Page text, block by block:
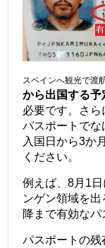
スペインへ観光で渡
から出国する
必要です。さ
パスポートで
入国日から3か
ください。
例えば、8月1
ンゲン領域を
降まで有効なパ
パスポートの